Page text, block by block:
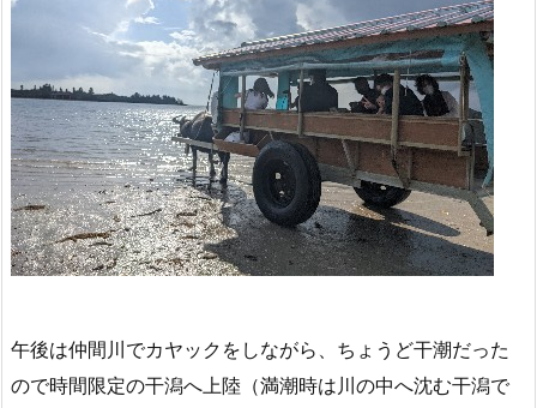
午後は仲間川でカヤックをしながら、ちょうど干潮だった
ので時間限定の干潟へ上陸（満潮時は川の中へ沈む干潟で